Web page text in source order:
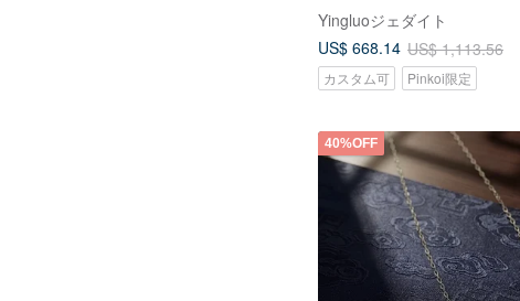
Yingluoジェダイト
US$ 668.14 US$ 1,113.56
カスタム可 Pinkoi限定
40%OFF